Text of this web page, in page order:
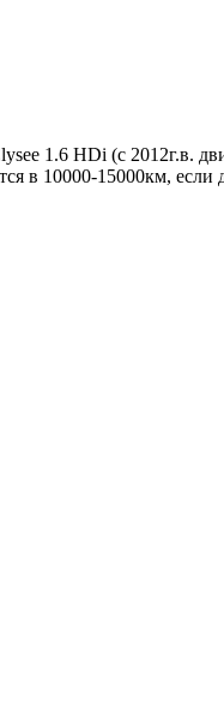
1.6 HDi (с 2012г.в.
в 10000-15000км,